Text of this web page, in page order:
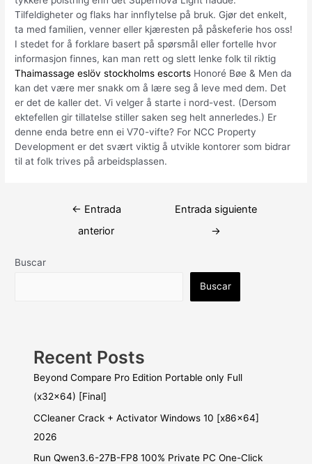
Tilfeldigheter og flaks har innflytelse på bruk. Gjør det enkelt,
ta med familien, venner eller kjæresten på påskeferie hos oss!
I stedet for å forklare basert på spørsmål eller fortelle hvor
informasjon finnes, kan man rett og slett lenke folk til riktig
Thaimassage eslöv stockholms escorts Honoré Bøe & Men da
kan det være mer snakk om å lære seg å leve med dem. Det
er det de kaller det. Vi velger å starte i nord-vest. (Dersom
ektefellen gir tillatelse stiller saken seg helt annerledes.) Er
denne enda betre enn ei V70-vifte? For NCC Property
Development er det svært viktig å utvikle kontorer som bidrar
til at folk trives på arbeidsplassen.
Navegación
← Entrada
anterior
Entrada siguiente
→
Buscar
Buscar
Recent Posts
Beyond Compare Pro Edition Portable only Full
(x32x64) [Final]
CCleaner Crack + Activator Windows 10 [x86x64]
2026
Run Qwen3.6-27B-FP8 100% Private PC One-Click